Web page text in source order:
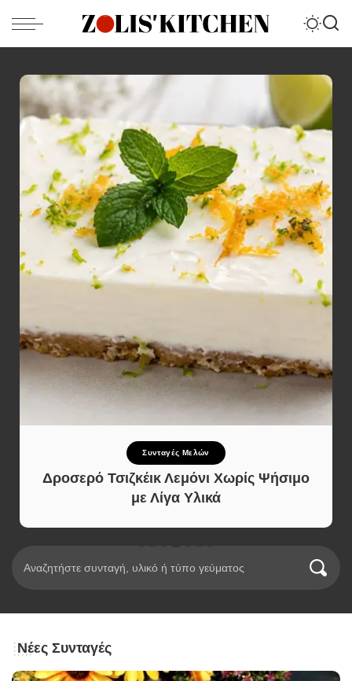
Ψήσιμο Χατσαπούρι Τυρόψωμο
Νέες Συνταγές